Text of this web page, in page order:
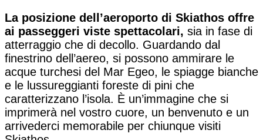
La posizione dell’aeroporto di Skiathos offre
ai passeggeri viste spettacolari, sia in fase di
atterraggio che di decollo. Guardando dal
finestrino dell’aereo, si possono ammirare le
acque turchesi del Mar Egeo, le spiagge bianche
e le lussureggianti foreste di pini che
caratterizzano l’isola. È un’immagine che si
imprimerà nel vostro cuore, un benvenuto e un
arrivederci memorabile per chiunque visiti